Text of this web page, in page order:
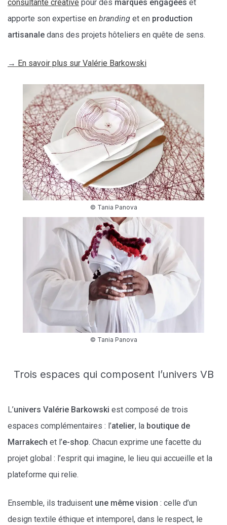
consultante créative pour des marques engagées et
apporte son expertise en branding et en production
artisanale dans des projets hôteliers en quête de sens.
→ En savoir plus sur Valérie Barkowski
© Tania Panova
© Tania Panova
Trois espaces qui composent l’univers VB
L’univers Valérie Barkowski est composé de trois
espaces complémentaires : l’atelier, la boutique de
Marrakech et l’e-shop. Chacun exprime une facette du
projet global : l’esprit qui imagine, le lieu qui accueille et la
plateforme qui relie.
Ensemble, ils traduisent une même vision : celle d’un
design textile éthique et intemporel, dans le respect, le